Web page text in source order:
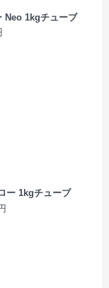
Neo 1kgチューブ
ー 1kgチューブ